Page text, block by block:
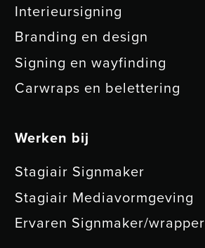
Interieursigning
Branding en design
Signing en wayfinding
Carwraps en belettering
Werken bij
Stagiair Signmaker
Stagiair Mediavormgeving
Ervaren Signmaker/wrapper